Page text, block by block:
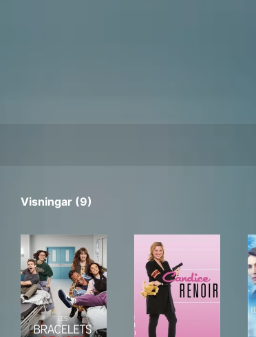
Visningar (9)